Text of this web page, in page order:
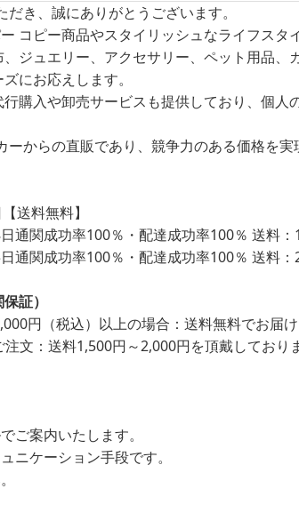
き、誠にありがとうございます。
コピー商品やスタイリッシュなライフス
ジュエリー、アクセサリー、ペット用品
にお応えします。
購入や卸売サービスも提供しており、個人
ーからの直販であり、競争力のある価格を実
送料無料】
通関成功率100％・配達成功率100％ 送料：
通関成功率100％・配達成功率100％ 送料：
証）
円（税込）以上の場合：送料無料でお届け
文：送料1,500円～2,000円を頂戴しておりま
ご案内いたします。
ニケーション手段です。